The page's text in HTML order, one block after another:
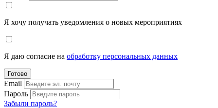
Я хочу получать уведомления о новых мероприятиях
Я даю согласие на обработку персональных данных
Готово
Email
Пароль
Забыли пароль?